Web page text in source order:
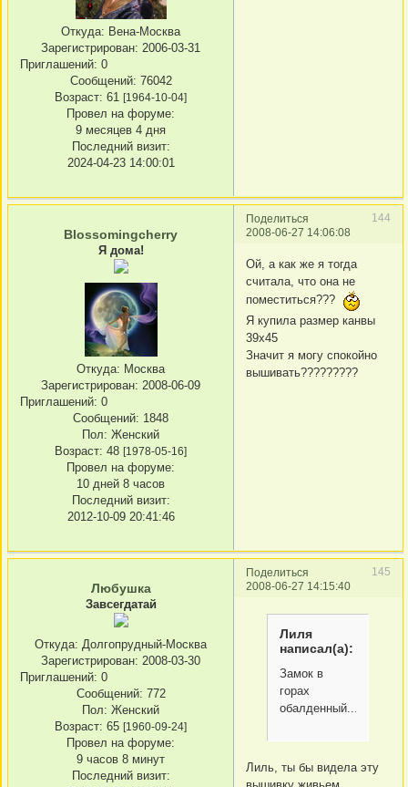
Откуда: Вена-Москва
Зарегистрирован: 2006-03-31
Приглашений: 0
Сообщений: 76042
Возраст: 61 [1964-10-04]
Провел на форуме:
9 месяцев 4 дня
Последний визит:
2024-04-23 14:00:01
Поделиться
144
2008-06-27 14:06:08
Blossomingcherry
Я дома!
Откуда: Москва
Зарегистрирован: 2008-06-09
Приглашений: 0
Сообщений: 1848
Пол: Женский
Возраст: 48 [1978-05-16]
Провел на форуме:
10 дней 8 часов
Последний визит:
2012-10-09 20:41:46
Ой, а как же я тогда
считала, что она не
поместиться???
Я купила размер канвы
39х45
Значит я могу спокойно
вышивать?????????
Поделиться
145
2008-06-27 14:15:40
Любушка
Завсегдатай
Откуда: Долгопрудный-Москва
Зарегистрирован: 2008-03-30
Приглашений: 0
Сообщений: 772
Пол: Женский
Возраст: 65 [1960-09-24]
Провел на форуме:
9 часов 8 минут
Последний визит:
Лиля
написал(а):
Замок в
горах
обалденный...
Лиль, ты бы видела эту